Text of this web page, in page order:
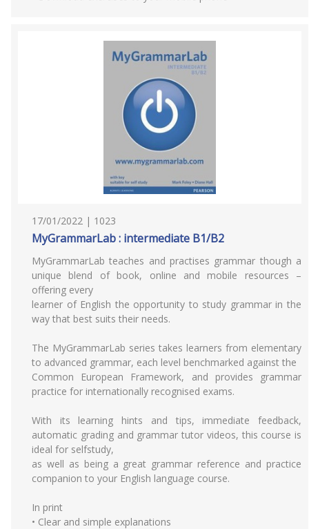
17/01/2022 | 1023
MyGrammarLab : intermediate B1/B2
MyGrammarLab teaches and practises grammar though a
unique blend of book, online and mobile resources –
offering every
learner of English the opportunity to study grammar in the
way that best suits their needs.
The MyGrammarLab series takes learners from elementary
to advanced grammar, each level benchmarked against the
Common European Framework, and provides grammar
practice for internationally recognised exams.
With its learning hints and tips, immediate feedback,
automatic grading and grammar tutor videos, this course is
ideal for selfstudy,
as well as being a great grammar reference and practice
companion to your English language course.
In print
• Clear and simple explanations